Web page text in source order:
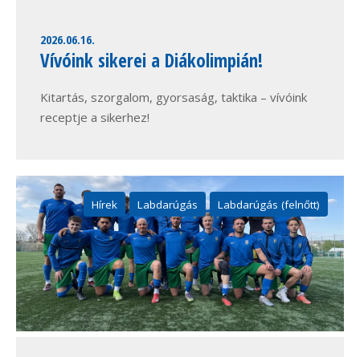
2026.06.16.
Vívóink sikerei a Diákolimpián!
Kitartás, szorgalom, gyorsaság, taktika – vívóink
receptje a sikerhez!
Hírek Labdarúgás Labdarúgás (felnőtt)